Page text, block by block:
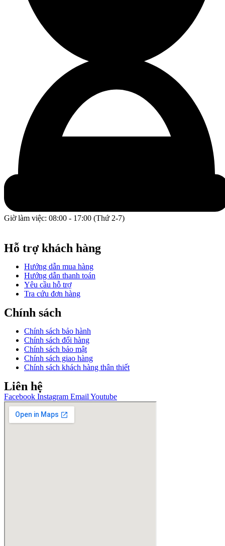
Giờ làm việc: 08:00 - 17:00 (Thứ 2-7)
Hỗ trợ khách hàng
Hướng dẫn mua hàng
Hướng dẫn thanh toán
Yêu cầu hỗ trợ
Tra cứu đơn hàng
Chính sách
Chính sách bảo hành
Chính sách đổi hàng
Chính sách bảo mật
Chính sách giao hàng
Chính sách khách hàng thân thiết
Liên hệ
Facebook Instagram Email Youtube